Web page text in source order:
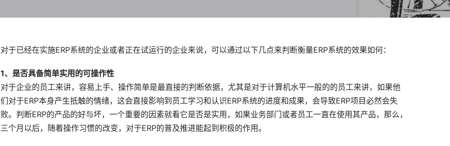
对于已经在实施ERP系统的企业或者正在试运行的企业来说，可以通过以下几点来判断衡量ERP系统的效果如何：
1、是否具备简单实用的可操作性
对于企业的员工来讲，容易上手、操作简单是最直接的判断依据，尤其是对于计算机水平一般的的员工来讲，如果他
们对于ERP本身产生抵触的情绪，这会直接影响到员工学习和认识ERP系统的进度和成果，会导致ERP项目必然会失
败。判断ERP的产品的好与坏，一个重要的因素就看它是否是实用，如果业务部门或者员工一直在使用其产品，那么，
三个月以后，随着操作习惯的改变，对于ERP的普及推进能起到积极的作用。